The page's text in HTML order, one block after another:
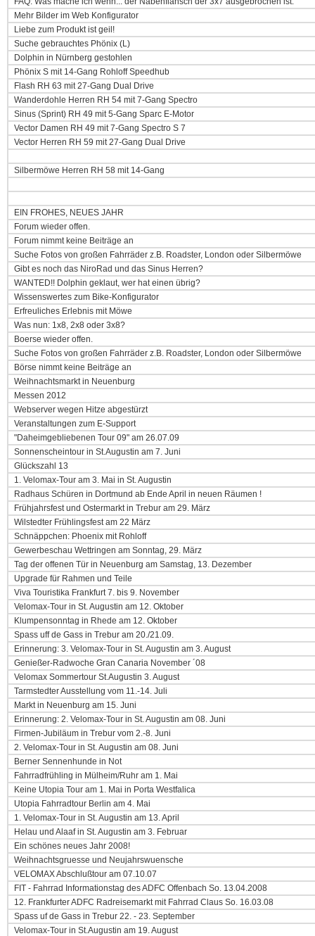
Mehr Bilder im Web Konfigurator
Liebe zum Produkt ist geil!
Suche gebrauchtes Phönix (L)
Dolphin in Nürnberg gestohlen
Phönix S mit 14-Gang Rohloff Speedhub
Flash RH 63 mit 27-Gang Dual Drive
Wanderdohle Herren RH 54 mit 7-Gang Spectro
Sinus (Sprint) RH 49 mit 5-Gang Sparc E-Motor
Vector Damen RH 49 mit 7-Gang Spectro S 7
Vector Herren RH 59 mit 27-Gang Dual Drive
Silbermöwe Herren RH 58 mit 14-Gang
EIN FROHES, NEUES JAHR
Forum wieder offen.
Forum nimmt keine Beiträge an
Suche Fotos von großen Fahrräder z.B. Roadster, London oder Silbermöwe
Gibt es noch das NiroRad und das Sinus Herren?
WANTED!! Dolphin geklaut, wer hat einen übrig?
Wissenswertes zum Bike-Konfigurator
Erfreuliches Erlebnis mit Möwe
Was nun: 1x8, 2x8 oder 3x8?
Boerse wieder offen.
Suche Fotos von großen Fahrräder z.B. Roadster, London oder Silbermöwe
Börse nimmt keine Beiträge an
Weihnachtsmarkt in Neuenburg
Messen 2012
Webserver wegen Hitze abgestürzt
Veranstaltungen zum E-Support
"Daheimgebliebenen Tour 09" am 26.07.09
Sonnenscheintour in St.Augustin am 7. Juni
Glückszahl 13
1. Velomax-Tour am 3. Mai in St. Augustin
Radhaus Schüren in Dortmund ab Ende April in neuen Räumen !
Frühjahrsfest und Ostermarkt in Trebur am 29. März
Wilstedter Frühlingsfest am 22 März
Schnäppchen: Phoenix mit Rohloff
Gewerbeschau Wettringen am Sonntag, 29. März
Tag der offenen Tür in Neuenburg am Samstag, 13. Dezember
Upgrade für Rahmen und Teile
Viva Touristika Frankfurt 7. bis 9. November
Velomax-Tour in St. Augustin am 12. Oktober
Klumpensonntag in Rhede am 12. Oktober
Spass uff de Gass in Trebur am 20./21.09.
Erinnerung: 3. Velomax-Tour in St. Augustin am 3. August
Genießer-Radwoche Gran Canaria November ´08
Velomax Sommertour St.Augustin 3. August
Tarmstedter Ausstellung vom 11.-14. Juli
Markt in Neuenburg am 15. Juni
Erinnerung: 2. Velomax-Tour in St. Augustin am 08. Juni
Firmen-Jubiläum in Trebur vom 2.-8. Juni
2. Velomax-Tour in St. Augustin am 08. Juni
Berner Sennenhunde in Not
Fahrradfrühling in Mülheim/Ruhr am 1. Mai
Keine Utopia Tour am 1. Mai in Porta Westfalica
Utopia Fahrradtour Berlin am 4. Mai
1. Velomax-Tour in St. Augustin am 13. April
Helau und Alaaf in St. Augustin am 3. Februar
Ein schönes neues Jahr 2008!
Weihnachtsgruesse und Neujahrswuensche
VELOMAX Abschlußtour am 07.10.07
FIT - Fahrrad Informationstag des ADFC Offenbach So. 13.04.2008
12. Frankfurter ADFC Radreisemarkt mit Fahrrad Claus So. 16.03.08
Spass uf de Gass in Trebur 22. - 23. September
Velomax-Tour in St.Augustin am 19. August